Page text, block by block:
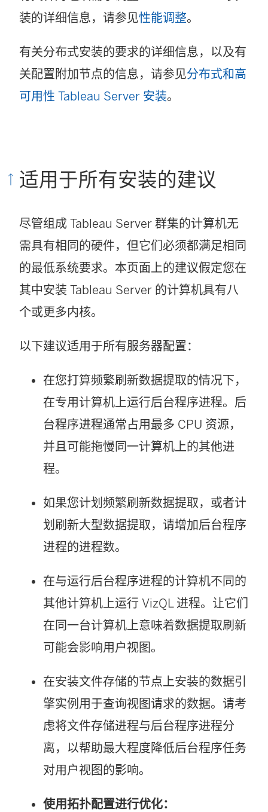
装的详细信息，请参见性能调整。
有关分布式安装的要求的详细信息，以及有
关配置附加节点的信息，请参见分布式和高
可用性 Tableau Server 安装。
适用于所有安装的建议
尽管组成 Tableau Server 群集的计算机无
需具有相同的硬件，但它们必须都满足相同
的最低系统要求。本页面上的建议假定您在
其中安装 Tableau Server 的计算机具有八
个或更多内核。
以下建议适用于所有服务器配置：
在您打算频繁刷新数据提取的情况下，
在专用计算机上运行后台程序进程。后
台程序进程通常占用最多 CPU 资源，
并且可能拖慢同一计算机上的其他进
程。
如果您计划频繁刷新数据提取，或者计
划刷新大型数据提取，请增加后台程序
进程的进程数。
在与运行后台程序进程的计算机不同的
其他计算机上运行 VizQL 进程。让它们
在同一台计算机上意味着数据提取刷新
可能会影响用户视图。
在安装文件存储的节点上安装的数据引
擎实例用于查询视图请求的数据。请考
虑将文件存储进程与后台程序进程分
离，以帮助最大程度降低后台程序任务
对用户视图的影响。
使用拓扑配置进行优化：